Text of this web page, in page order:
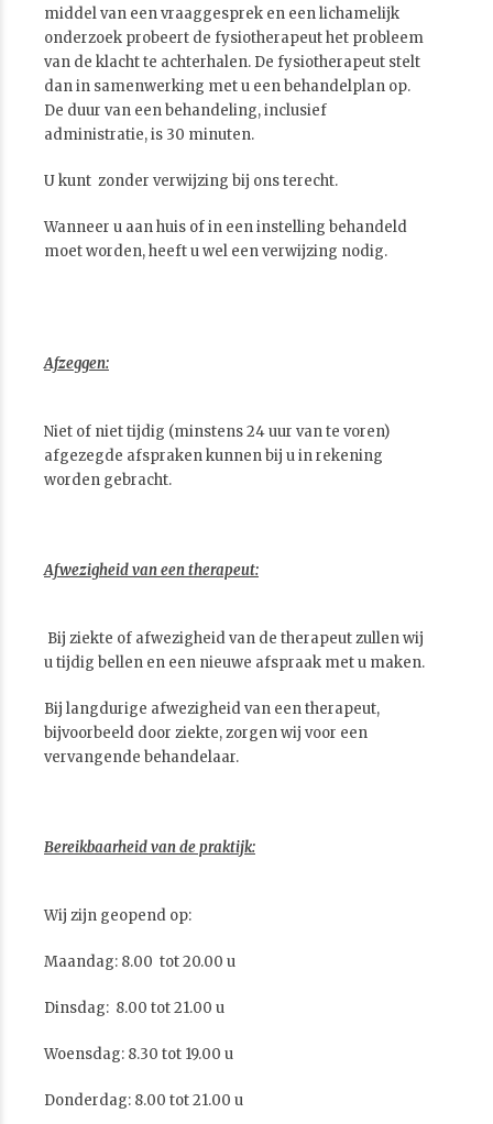
middel van een vraaggesprek en een lichamelijk
onderzoek probeert de fysiotherapeut het probleem
van de klacht te achterhalen. De fysiotherapeut stelt
dan in samenwerking met u een behandelplan op.
De duur van een behandeling, inclusief
administratie, is 30 minuten.
U kunt zonder verwijzing bij ons terecht.
Wanneer u aan huis of in een instelling behandeld
moet worden, heeft u wel een verwijzing nodig.
Afzeggen:
Niet of niet tijdig (minstens 24 uur van te voren)
afgezegde afspraken kunnen bij u in rekening
worden gebracht.
Afwezigheid van een therapeut:
Bij ziekte of afwezigheid van de therapeut zullen wij
u tijdig bellen en een nieuwe afspraak met u maken.
Bij langdurige afwezigheid van een therapeut,
bijvoorbeeld door ziekte, zorgen wij voor een
vervangende behandelaar.
Bereikbaarheid van de praktijk:
Wij zijn geopend op:
Maandag: 8.00 tot 20.00 u
Dinsdag: 8.00 tot 21.00 u
Woensdag: 8.30 tot 19.00 u
Donderdag: 8.00 tot 21.00 u